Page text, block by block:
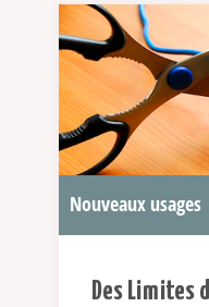
Nouveaux usages
Des Limites